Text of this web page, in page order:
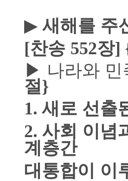
▶ 새해를 주
[찬송 552장]
▶ 나라와 민
절}
1. 새로 선출
2. 사회 이념
계층간
대통합이 이